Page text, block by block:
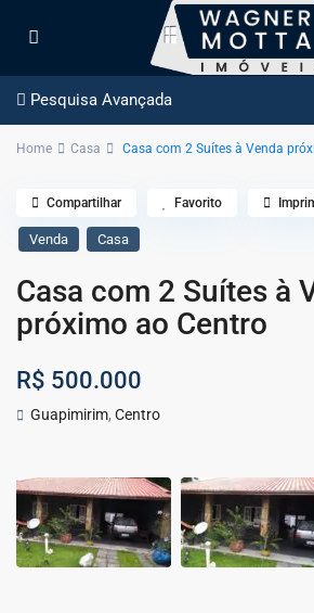
Pesquisa Avançada
Home Casa Casa com 2 Suítes à Venda
Venda Casa
Casa com 2 Suítes à
próximo ao Centro
R$ 500.000
Guapimirim,Centro
Compartilhar Favorito